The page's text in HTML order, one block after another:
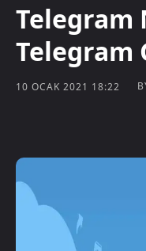
Telegram
Telegram
10 OCAK 2021 18:22